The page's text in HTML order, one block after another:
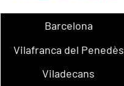
Barcelona
Vilafranca del Penedès
Viladecans